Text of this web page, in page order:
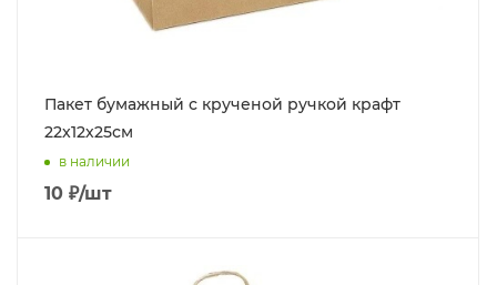
Пакет бумажный с крученой ручкой крафт
22x12х25см
в наличии
10 ₽/шт